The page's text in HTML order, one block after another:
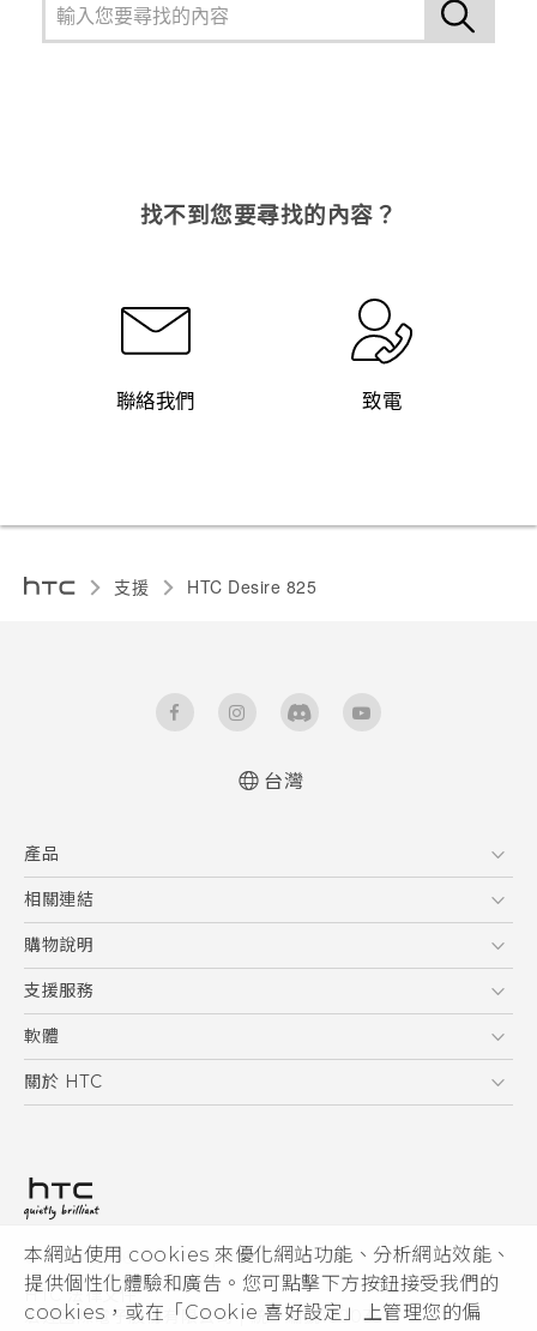
本網站使用 cookies 來優化網站功能、分析網站效能、
提供個性化體驗和廣告。您可點擊下方按鈕接受我們的
cookies，或在「Cookie 喜好設定」上管理您的偏
找不到您要尋找的內容？
聯絡我們 致電
支援 HTC Desire 825‎
台灣
產品
5G
智慧型手機
配件
相關連結
HTC Research
購物說明
購物須知
訂單管理
付款方式
支援服務
到府收送維修服務
服務中心資訊
客戶服務佈告欄
軟體
應用程式
HTC Sync Manager
關於 HTC
投資人
隱私權政策
產品安全性
© 2011-2026 HTC Corporation
HTC 法律文件
宏達國際電子股份有限公司 | 統一編號16003518